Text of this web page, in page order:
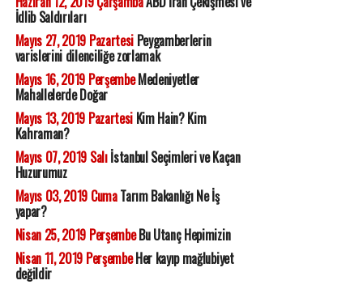
İdlib Saldırıları
Mayıs 27, 2019 PazartesiPeygamberlerin
varislerini dilenciliğe zorlamak
Mayıs 16, 2019 PerşembeMedeniyetler
Mahallelerde Doğar
Mayıs 13, 2019 PazartesiKim Hain? Kim
Kahraman?
Mayıs 07, 2019 Salıİstanbul Seçimleri ve Kaçan
Huzurumuz
Mayıs 03, 2019 CumaTarım Bakanlığı Ne İş
yapar?
Nisan 25, 2019 PerşembeBu Utanç Hepimizin
Nisan 11, 2019 PerşembeHer kayıp mağlubiyet
değildir